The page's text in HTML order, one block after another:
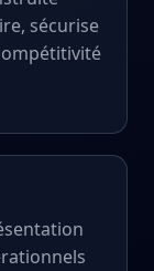
sécurise